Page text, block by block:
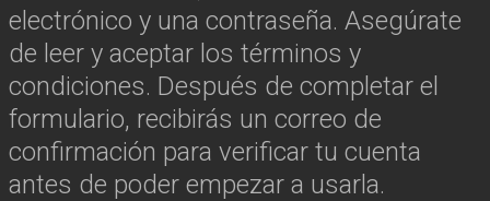
electrónico y una contraseña. Asegúrate
de leer y aceptar los términos y
condiciones. Después de completar el
formulario, recibirás un correo de
confirmación para verificar tu cuenta
antes de poder empezar a usarla.